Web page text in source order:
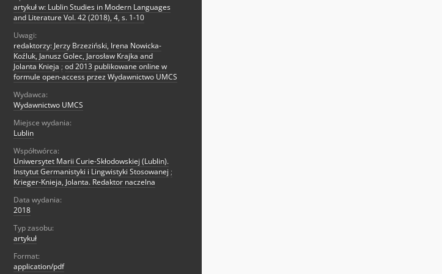
artykuł w: Lublin Studies in Modern Languages
and Literature Vol. 42 (2018), 4, s. 1-10
Uwagi:
redaktorzy: Jerzy Brzeziński, Irena Nowicka-
Koźluk, Janusz Golec, Jarosław Krajka and
Jolanta Knieja ; od 2013 publikowane online w
formule open-access przez Wydawnictwo UMCS
Wydawca:
Wydawnictwo UMCS
Miejsce wydania:
Lublin
Współtwórca:
Uniwersytet Marii Curie-Skłodowskiej (Lublin).
Instytut Germanistyki i Lingwistyki Stosowanej ;
Krieger-Knieja, Jolanta. Redaktor naczelna
Data wydania:
2018
Typ zasobu:
artykuł
Format:
application/pdf